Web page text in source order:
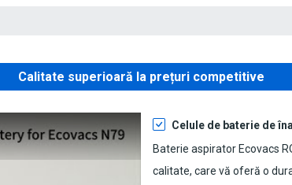
Calitate superioară la prețuri competitive
Celule de baterie de
Baterie aspirator Ecovacs
calitate, care vă oferă o